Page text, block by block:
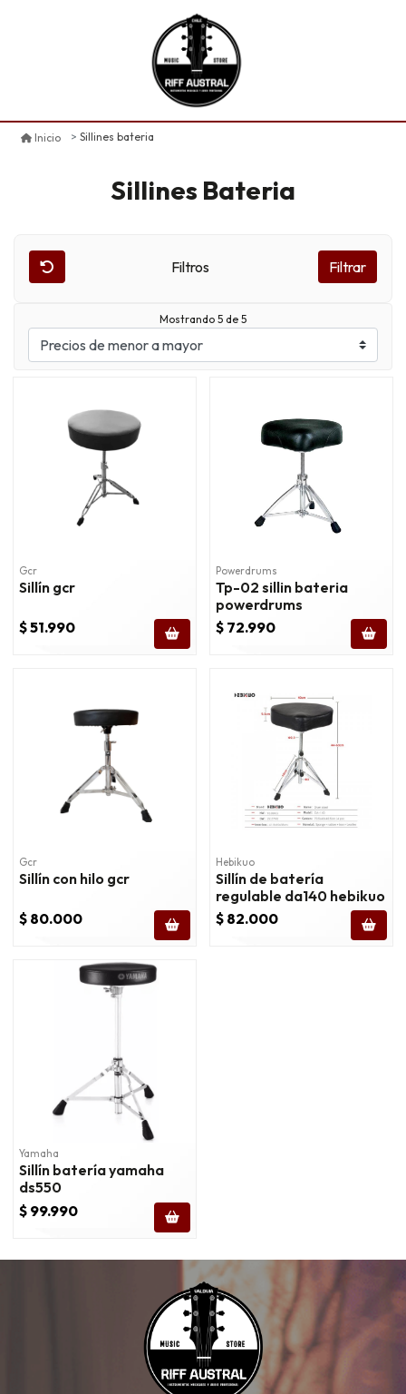
Inicio Sillines bateria
Sillines Bateria
Filtros Filtrar
Mostrando 5 de 5
Gcr
Sillín gcr
$ 51.990
Powerdrums
Tp-02 sillin bateria
powerdrums
$ 72.990
Gcr
Sillín con hilo gcr
$ 80.000
Hebikuo
Sillín de batería
regulable da140 hebikuo
$ 82.000
Yamaha
Sillín batería yamaha
ds550
$ 99.990